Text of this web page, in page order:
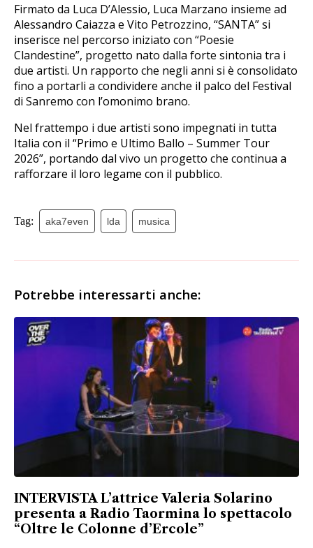
Firmato da Luca D’Alessio, Luca Marzano insieme ad
Alessandro Caiazza e Vito Petrozzino, “SANTA” si
inserisce nel percorso iniziato con “Poesie
Clandestine”, progetto nato dalla forte sintonia tra i
due artisti. Un rapporto che negli anni si è consolidato
fino a portarli a condividere anche il palco del Festival
di Sanremo con l’omonimo brano.
Nel frattempo i due artisti sono impegnati in tutta
Italia con il “Primo e Ultimo Ballo – Summer Tour
2026”, portando dal vivo un progetto che continua a
rafforzare il loro legame con il pubblico.
Tag: aka7even lda musica
Potrebbe interessarti anche:
INTERVISTA L’attrice Valeria Solarino
presenta a Radio Taormina lo spettacolo
“Oltre le Colonne d’Ercole”